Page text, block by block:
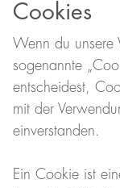
Cookies
Wenn du unsere
sogenannte
entscheidest,
mit der
einverstanden.
Ein Cookie ist